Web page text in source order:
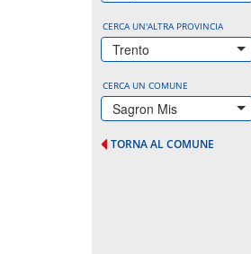
CERCA UN'ALTRA PROVINCIA
Trento
CERCA UN COMUNE
Sagron Mis
TORNA AL COMUNE